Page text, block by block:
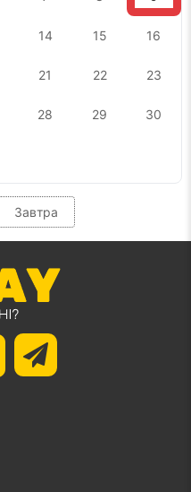
14 15 16
21 22 23
28 29 30
Завтра